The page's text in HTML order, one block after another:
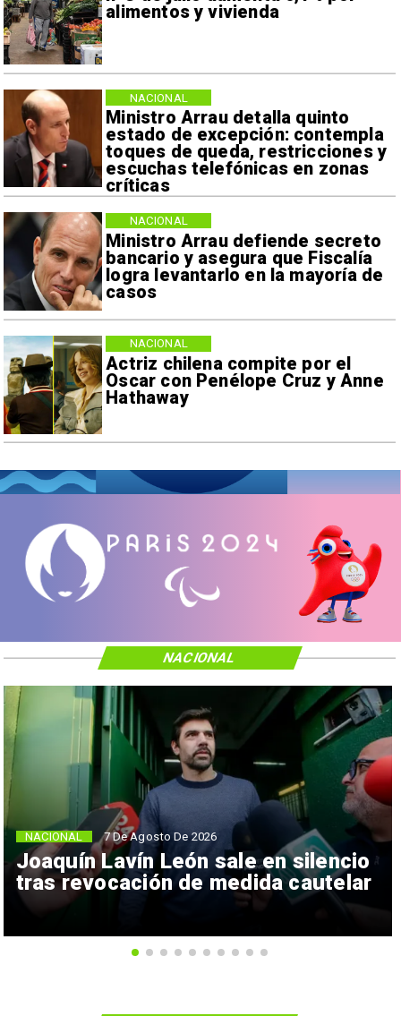
alimentos y vivienda
Ministro Arrau detalla quinto
estado de excepción: contempla
toques de queda, restricciones y
escuchas telefónicas en zonas
críticas
NACIONAL
Ministro Arrau defiende secreto
bancario y asegura que Fiscalía
logra levantarlo en la mayoría de
casos
NACIONAL
Actriz chilena compite por el
Oscar con Penélope Cruz y Anne
Hathaway
NACIONAL
Joaquín Lavín León sale en silencio
tras revocación de medida cautelar
NACIONAL 7 De Agosto De 2026
NACIONAL